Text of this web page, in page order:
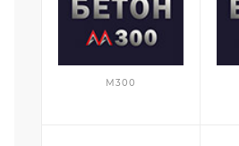
М300